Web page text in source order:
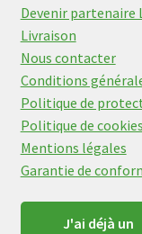
Devenir partenaire
Livraison
Nous contacter
Conditions
Politique de
Politique de cookies
Mentions légales
Garantie de
J'ai déjà un